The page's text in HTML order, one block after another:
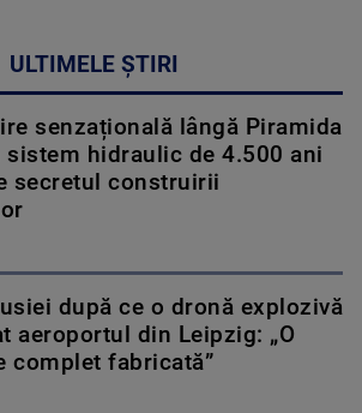
ULTIMELE ȘTIRI
senzațională lângă Piramida
sistem hidraulic de 4.500 ani
secretul construirii
după ce o dronă explozivă
aeroportul din Leipzig: „O
complet fabricată”